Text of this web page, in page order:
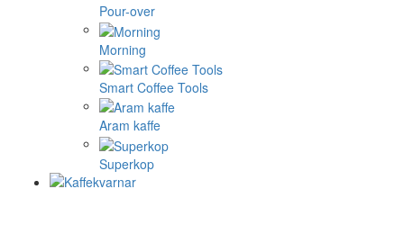
Pour-over
Morning
Smart Coffee Tools
Aram kaffe
Superkop